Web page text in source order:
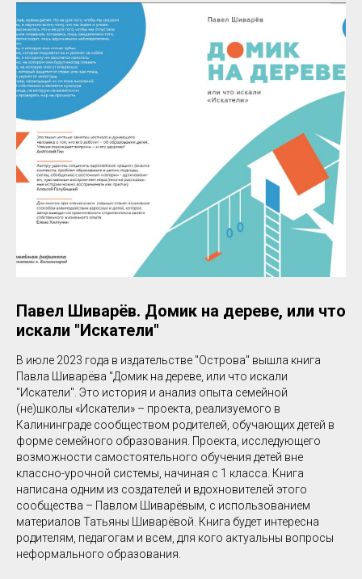
Павел Шиварёв. Домик на дереве, или что
искали "Искатели"
В июле 2023 года в издательстве "Острова" вышла книга
Павла Шиварёва "Домик на дереве, или что искали
"Искатели". Это история и анализ опыта семейной
(не)школы «Искатели» – проекта, реализуемого в
Калининграде сообществом родителей, обучающих детей в
форме семейного образования. Проекта, исследующего
возможности самостоятельного обучения детей вне
классно-урочной системы, начиная с 1 класса. Книга
написана одним из создателей и вдохновителей этого
сообщества – Павлом Шиварёвым, с использованием
материалов Татьяны Шиварёвой. Книга будет интересна
родителям, педагогам и всем, для кого актуальны вопросы
неформального образования.